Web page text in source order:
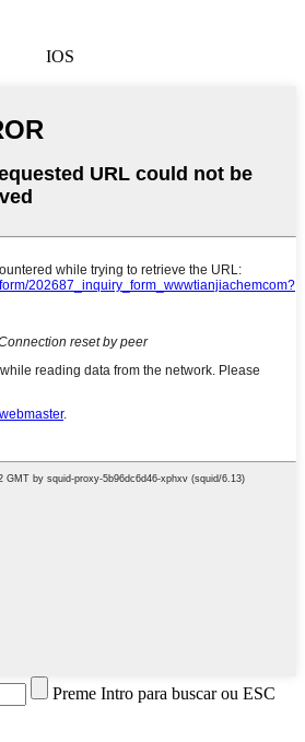
IOS
Preme Intro para buscar ou ESC